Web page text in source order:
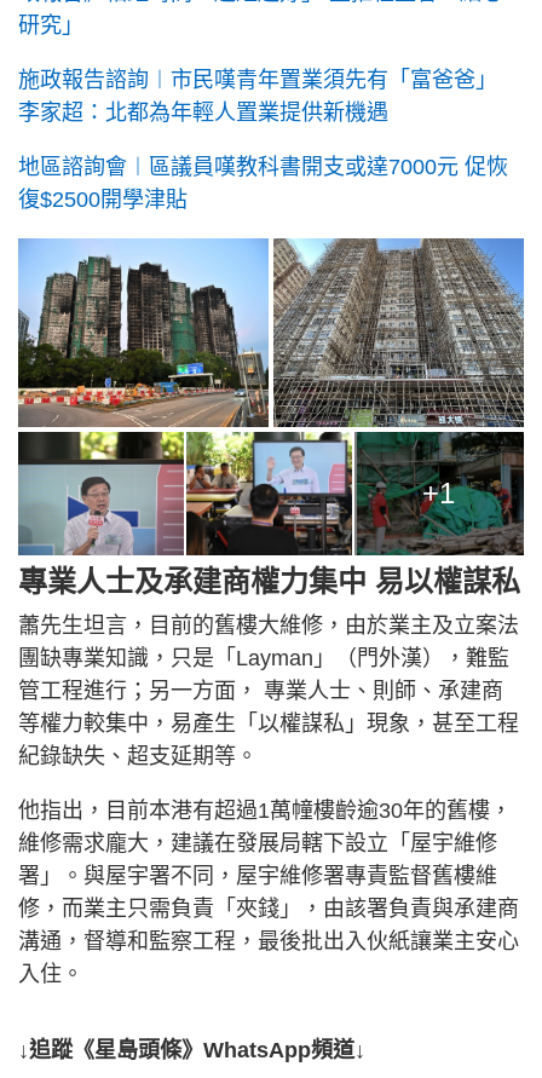
研究」
施政報告諮詢︱市民嘆青年置業須先有「富爸爸」
李家超：北都為年輕人置業提供新機遇
地區諮詢會︱區議員嘆教科書開支或達7000元 促恢
復$2500開學津貼
+1
專業人士及承建商權力集中 易以權謀私
蕭先生坦言，目前的舊樓大維修，由於業主及立案法
團缺專業知識，只是「Layman」（門外漢），難監
管工程進行；另一方面， 專業人士、則師、承建商
等權力較集中，易產生「以權謀私」現象，甚至工程
紀錄缺失、超支延期等。
他指出，目前本港有超過1萬幢樓齡逾30年的舊樓，
維修需求龐大，建議在發展局轄下設立「屋宇維修
署」。與屋宇署不同，屋宇維修署專責監督舊樓維
修，而業主只需負責「夾錢」，由該署負責與承建商
溝通，督導和監察工程，最後批出入伙紙讓業主安心
入住。
↓追蹤《星島頭條》WhatsApp頻道↓